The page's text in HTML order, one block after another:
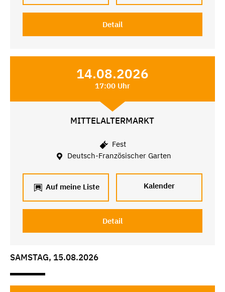
Detail
14.08.2026
17:00 Uhr
MITTELALTERMARKT
Fest
Deutsch-Französischer Garten
Auf meine Liste Kalender
Detail
SAMSTAG, 15.08.2026